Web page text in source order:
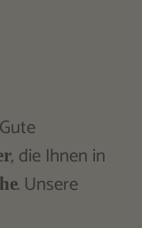
, die Ihnen in
. Unsere